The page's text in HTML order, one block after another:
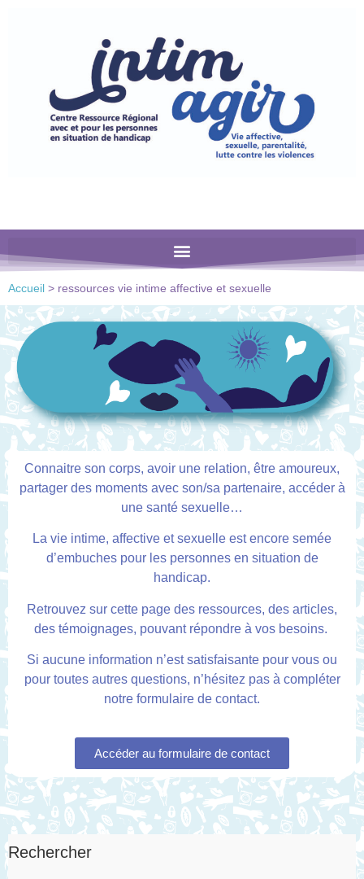
comprend
Accueil > ressources vie intime affective et sexuelle
Connaitre son corps, avoir une relation, être amoureux,
partager des moments avec son/sa partenaire, accéder à
une santé sexuelle…
La vie intime, affective et sexuelle est encore semée
d’embuches pour les personnes en situation de
handicap.
Retrouvez sur cette page des ressources, des articles,
des témoignages, pouvant répondre à vos besoins.
Si aucune information n’est satisfaisante pour vous ou
pour toutes autres questions, n’hésitez pas à compléter
notre formulaire de contact.
Accéder au formulaire de contact
Rechercher